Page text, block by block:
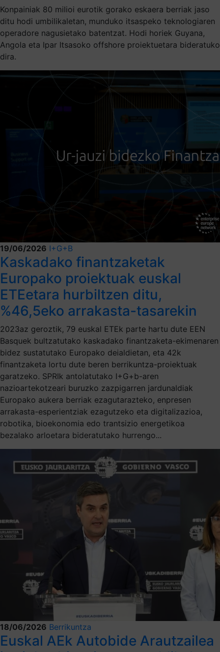
Konpainiak 80 milioi eurotik gorako eskaera berriak jaso
ditu hodi umbilikaletan, munduko itsaspeko teknologiaren
operadore nagusietako batentzat. Hodi horiek Guyana,
Angola eta Ipar Itsasoko offshore proiektuetara bideratuko
dira.
19/06/2026 I+G+B
Kaskadako finantzaketak
Europako proiektuak euskal
ETEetara hurbiltzen ditu,
%46,5eko arrakasta-tasarekin
2023az geroztik, 79 euskal ETEk parte hartu dute EEN
Basquek bultzatutako kaskadako finantzaketa-ekimenaren
bidez sustatutako Europako deialdietan, eta 42k
finantzaketa lortu dute beren berrikuntza-proiektuak
garatzeko. SPRIk antolatutako I+G+b-aren
nazioartekotzeari buruzko zazpigarren jardunaldiak
Europako aukera berriak ezagutarazteko, enpresen
arrakasta-esperientziak ezagutzeko eta digitalizazioa,
robotika, bioekonomia edo trantsizio energetikoa
bezalako arloetara bideratutako hurrengo...
18/06/2026 Berrikuntza
Euskal AEk Autobide Arautzailea